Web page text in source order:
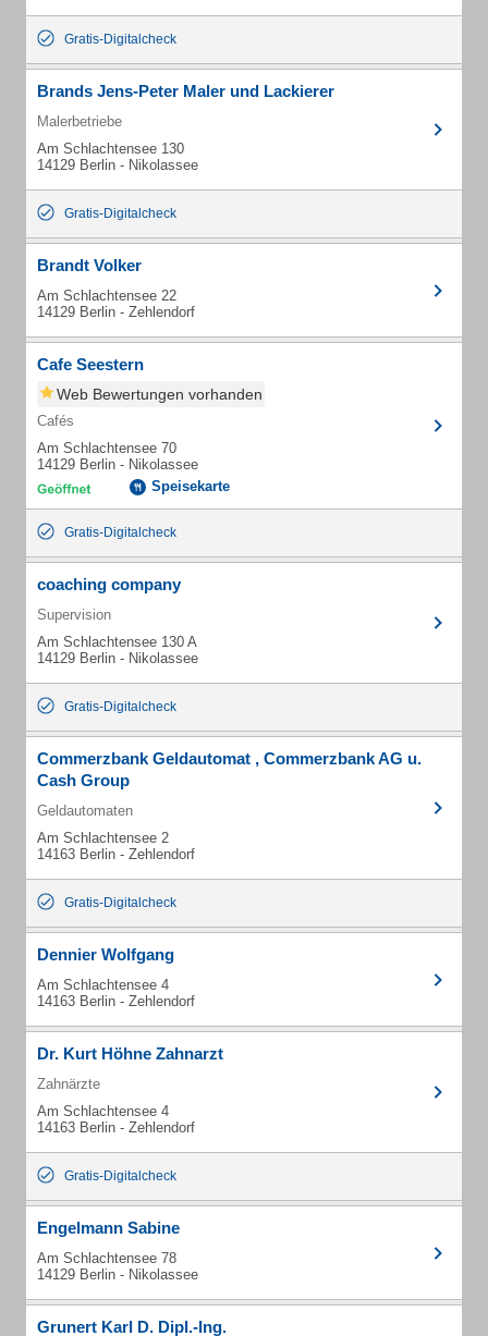
Gratis-Digitalcheck
Brands Jens-Peter Maler und Lackierer
Malerbetriebe
Am Schlachtensee 130
14129 Berlin - Nikolassee
Gratis-Digitalcheck
Brandt Volker
Am Schlachtensee 22
14129 Berlin - Zehlendorf
Cafe Seestern
Web Bewertungen vorhanden
Cafés
Am Schlachtensee 70
14129 Berlin - Nikolassee
Speisekarte
Gratis-Digitalcheck
coaching company
Supervision
Am Schlachtensee 130 A
14129 Berlin - Nikolassee
Gratis-Digitalcheck
Commerzbank Geldautomat , Commerzbank AG u.
Cash Group
Geldautomaten
Am Schlachtensee 2
14163 Berlin - Zehlendorf
Gratis-Digitalcheck
Dennier Wolfgang
Am Schlachtensee 4
14163 Berlin - Zehlendorf
Dr. Kurt Höhne Zahnarzt
Zahnärzte
Am Schlachtensee 4
14163 Berlin - Zehlendorf
Gratis-Digitalcheck
Engelmann Sabine
Am Schlachtensee 78
14129 Berlin - Nikolassee
Grunert Karl D. Dipl.-Ing.